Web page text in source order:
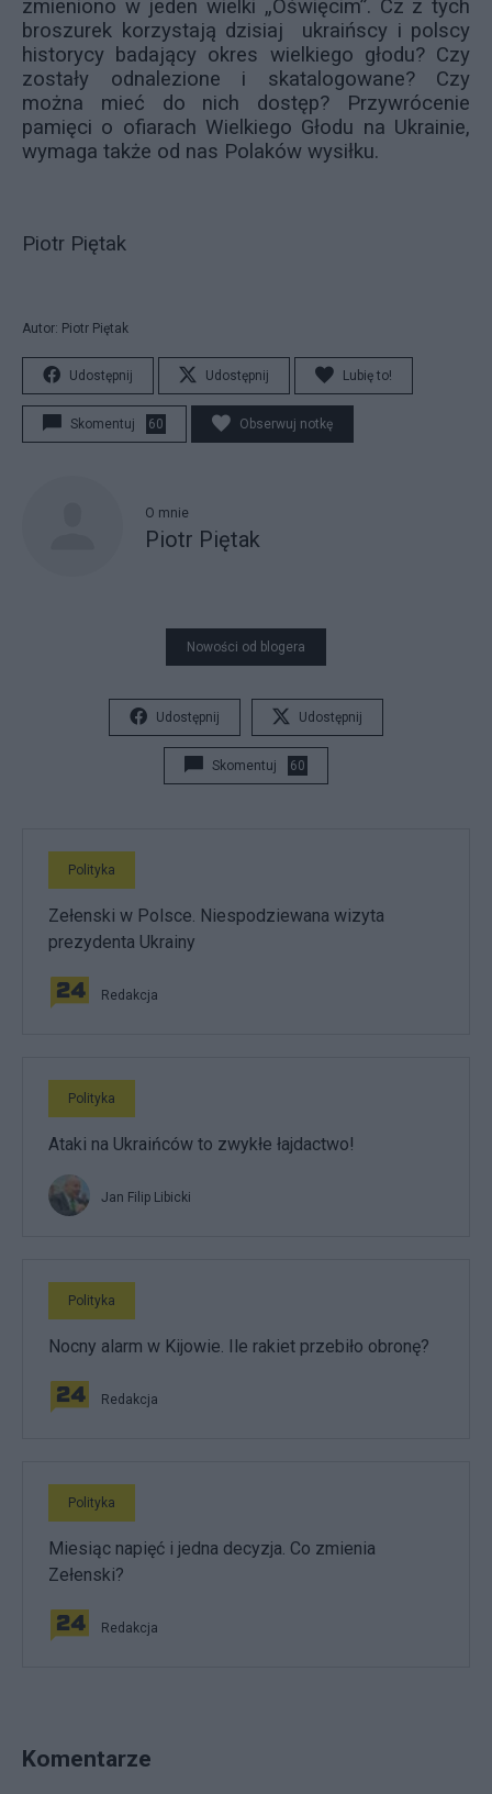
zmieniono w jeden wielki „Oświęcim”. Cz z tych
broszurek korzystają dzisiaj ukraińscy i polscy
historycy badający okres wielkiego głodu? Czy
zostały odnalezione i skatalogowane? Czy
można mieć do nich dostęp? Przywrócenie
pamięci o ofiarach Wielkiego Głodu na Ukrainie,
wymaga także od nas Polaków wysiłku.
Piotr Piętak
Autor: Piotr Piętak
Udostępnij Udostępnij Lubię to!
Skomentuj 60 Obserwuj notkę
O mnie
Piotr Piętak
Nowości od blogera
Udostępnij Udostępnij
Skomentuj 60
Polityka
Zełenski w Polsce. Niespodziewana wizyta
prezydenta Ukrainy
Redakcja
Polityka
Ataki na Ukraińców to zwykłe łajdactwo!
Jan Filip Libicki
Polityka
Nocny alarm w Kijowie. Ile rakiet przebiło obronę?
Redakcja
Polityka
Miesiąc napięć i jedna decyzja. Co zmienia
Zełenski?
Redakcja
Komentarze